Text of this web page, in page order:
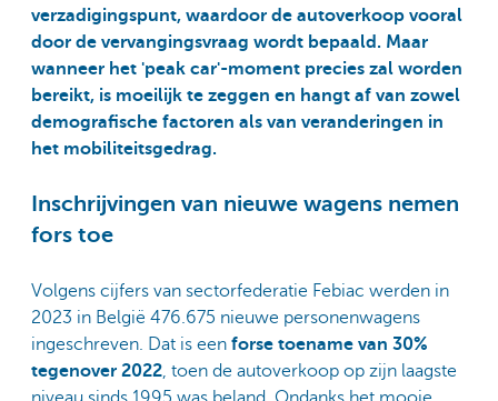
verzadigingspunt, waardoor de autoverkoop vooral
door de vervangingsvraag wordt bepaald. Maar
wanneer het 'peak car'-moment precies zal worden
bereikt, is moeilijk te zeggen en hangt af van zowel
demografische factoren als van veranderingen in
het mobiliteitsgedrag.
Inschrijvingen van nieuwe wagens nemen
fors toe
Volgens cijfers van sectorfederatie Febiac werden in
2023 in België 476.675 nieuwe personenwagens
ingeschreven. Dat is een forse toename van 30%
tegenover 2022 , toen de autoverkoop op zijn laagste